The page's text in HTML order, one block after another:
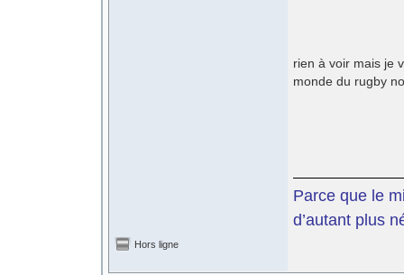
rien à voir mais je
monde du rugby
Parce que le
d’autant plus
Hors ligne